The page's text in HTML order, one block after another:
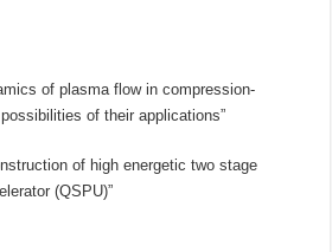
of plasma flow in compression-
of their applications”
of high energetic two stage
(QSPU)”